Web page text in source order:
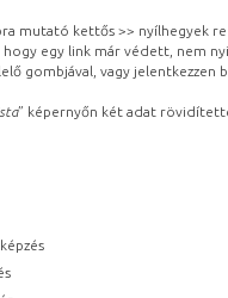
mutató kettős >> nyílhegyek
egy link már védett, nem
gombjával, vagy
” képernyőn két adat